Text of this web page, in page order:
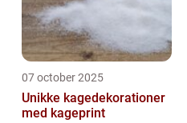
07 october 2025
Unikke kagedekorationer
med kageprint